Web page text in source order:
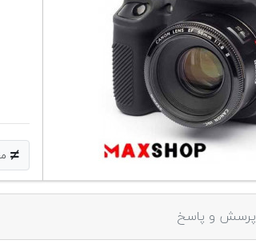
پرسش و پاسخ